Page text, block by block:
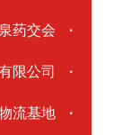
药交会 ·
限公司 ·
流基地 ·